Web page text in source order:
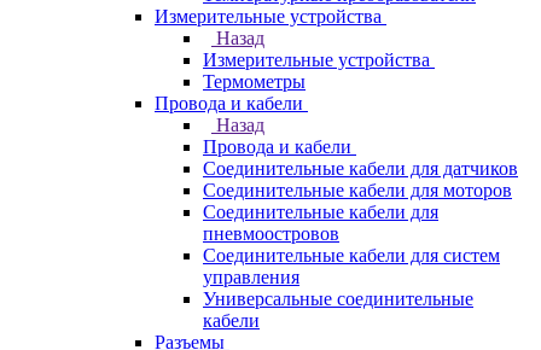
Измерительные устройства
Назад
Измерительные устройства
Термометры
Провода и кабели
Назад
Провода и кабели
Соединительные кабели для датчиков
Соединительные кабели для моторов
Соединительные кабели для
пневмоостровов
Соединительные кабели для систем
управления
Универсальные соединительные
кабели
Разъемы